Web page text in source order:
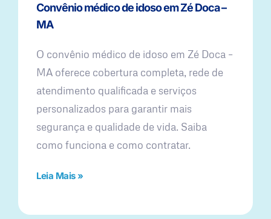
Convênio médico de idoso em Zé Doca –
MA
O convênio médico de idoso em Zé Doca –
MA oferece cobertura completa, rede de
atendimento qualificada e serviços
personalizados para garantir mais
segurança e qualidade de vida. Saiba
como funciona e como contratar.
Leia Mais »